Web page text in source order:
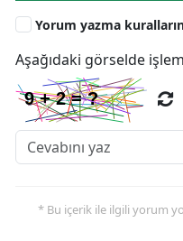
Yorum yazma
Aşağıdaki görselde
* Bu içerik ile ilgili yorum